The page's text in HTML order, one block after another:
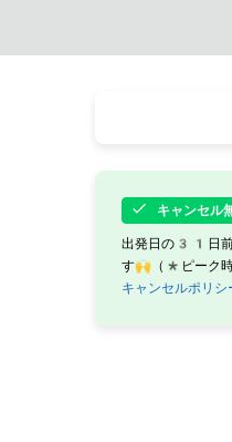
キャンセル
出発日の31日前
す🙌（*ピーク
キャンセルポリシ